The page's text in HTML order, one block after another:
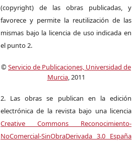
(copyright) de las obras publicadas, y
favorece y permite la reutilización de las
mismas bajo la licencia de uso indicada en
el punto 2.
©Servicio de Publicaciones, Universidad de
Murcia, 2011
2. Las obras se publican en la edición
electrónica de la revista bajo una licencia
Creative Commons Reconocimiento-
NoComercial-SinObraDerivada 3.0 España